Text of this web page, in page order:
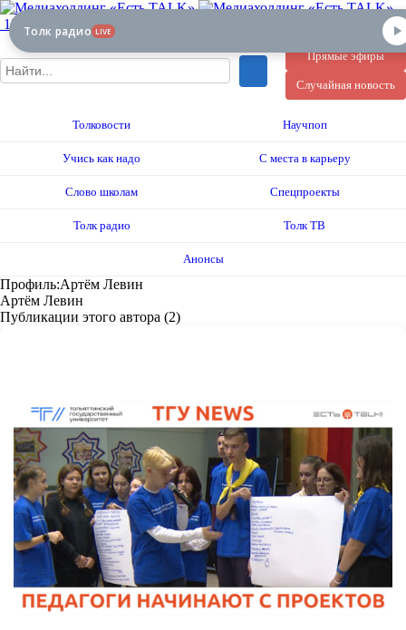
12+
Прямые эфиры
Случайная новость
Толковости Научпоп
Учись как надо С места в карьеру
Слово школам Спецпроекты
Толк радио Толк ТВ
Анонсы
Профиль:Артём Левин
Артём Левин
Публикации этого автора (2)
Толк радио LIVE